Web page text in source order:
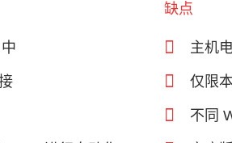
缺点
主机
仅限
不同